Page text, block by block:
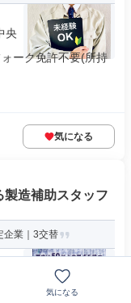
央
ーク免許不要(所持
気になる
造補助スタッフ
企業｜3交替
気になる